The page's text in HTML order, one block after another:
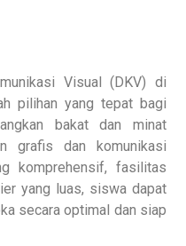
Visual (DKV) di
pilihan yang tepat bagi
bakat dan minat
grafis dan komunikasi
komprehensif, fasilitas
yang luas, siswa dapat
secara optimal dan siap